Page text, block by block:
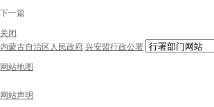
下一篇
关闭
内蒙古自治区人民政府 兴安盟行政公署
网站地图
网站声明